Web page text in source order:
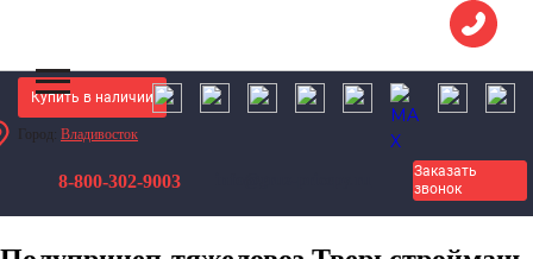
Купить в наличии
Город: Владивосток
Заказать
звонок
8-800-302-9003
Полуприцепы тяжеловозы тралы
Полуприцеп-тяжеловоз Тверьстроймаш 993951-AL67 Original PRO